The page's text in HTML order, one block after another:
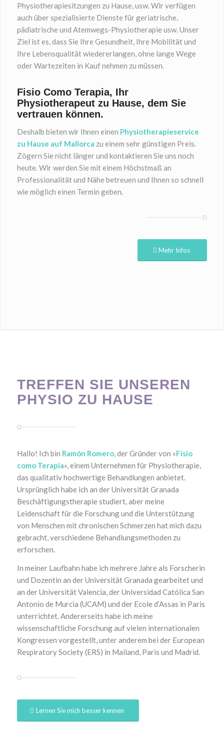
Physiotherapiesitzungen zu Hause, usw. Wir verfügen
auch über spezialisierte Dienste für geriatrische,
pädiatrische und Atemwegs-Physiotherapie usw. Unser
Ziel ist es, dass Sie Ihre Gesundheit, Ihre Mobilität und
Ihre Lebensqualität wiedererlangen, ohne lange Wege
oder Wartezeiten in Kauf nehmen zu müssen.
Fisio Como Terapia, Ihr
Physiotherapeut zu Hause, dem Sie
vertrauen können.
Deshalb bieten wir Ihnen einen Physiotherapieservice
zu Hause auf Mallorca zu einem sehr günstigen Preis.
Zögern Sie nicht länger und kontaktieren Sie uns noch
heute. Wir werden Sie mit einem Höchstmaß an
Professionalität und Nähe betreuen und Ihnen so schnell
wie möglich einen Termin geben.
Mehr Infos
TREFFEN SIE UNSEREN
PHYSIO ZU HAUSE
Hallo! Ich bin Ramón Romero, der Gründer von «Fisio
como Terapia«, einem Unternehmen für Physiotherapie,
das qualitativ hochwertige Behandlungen anbietet.
Ursprünglich habe ich an der Universität Granada
Beschäftigungstherapie studiert, aber meine
Leidenschaft für die Forschung und die Unterstützung
von Menschen mit chronischen Schmerzen hat mich dazu
gebracht, verschiedene Behandlungsmethoden zu
erforschen.
In meiner Laufbahn habe ich mehrere Jahre als Forscherin
und Dozentin an der Universität Granada gearbeitet und
an der Universität Valencia, der Universidad Católica San
Antonio de Murcia (UCAM) und der Ecole d’Assas in Paris
unterrichtet. Andererseits habe ich meine
wissenschaftliche Forschung auf vielen internationalen
Kongressen vorgestellt, unter anderem bei der European
Respiratory Society (ERS) in Mailand, Paris und Madrid.
Lernen Sie mich besser kennen